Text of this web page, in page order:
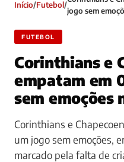
Início/Futebol/
jogo sem
FUTEBOL
Corinthians e
empatam em
sem emoções
Corinthians e
um jogo sem emoções,
marcado pela falta de